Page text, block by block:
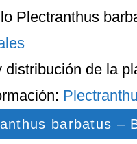
Plectranthus
distribución de la
barbatus –